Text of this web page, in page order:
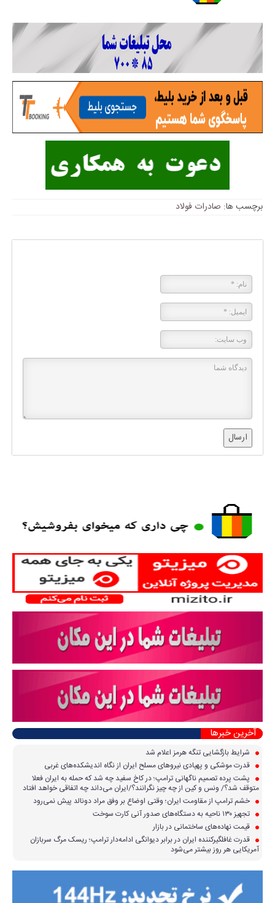
برچسب ها: صادرات فولاد
ارسال
آخرین خبرها
شرایط بازگشایی تنگه هرمز اعلام شد
قدرت موشکی و پهپادی نیرو‌های مسلح ایران از نگاه اندیشکده‌های غربی
پشت پرده تصمیم ناگهانی ترامپ؛ در کاخ سفید چه شد که حمله به ایران فعلا
متوقف شد؟/ ونس و کین از چه چیز نگرانند؟/ایران می‌داند چه اتفاقی خواهد افتاد
خشم ترامپ از مقاومت ایران؛ وقتی اوضاع بر وفق مراد دونالد پیش نمی‌رود
تجهیز ۱۳۰ ناحیه به دستگاه‌های صدور آنی کارت سوخت
قیمت نهاده‌های ساختمانی در بازار
قدرت غافلگیرکننده ایران در برابر دیوانگی ادامه‌دار ترامپ؛ ریسک مرگ سربازان
آمریکایی هر روز بیشتر می‌شود